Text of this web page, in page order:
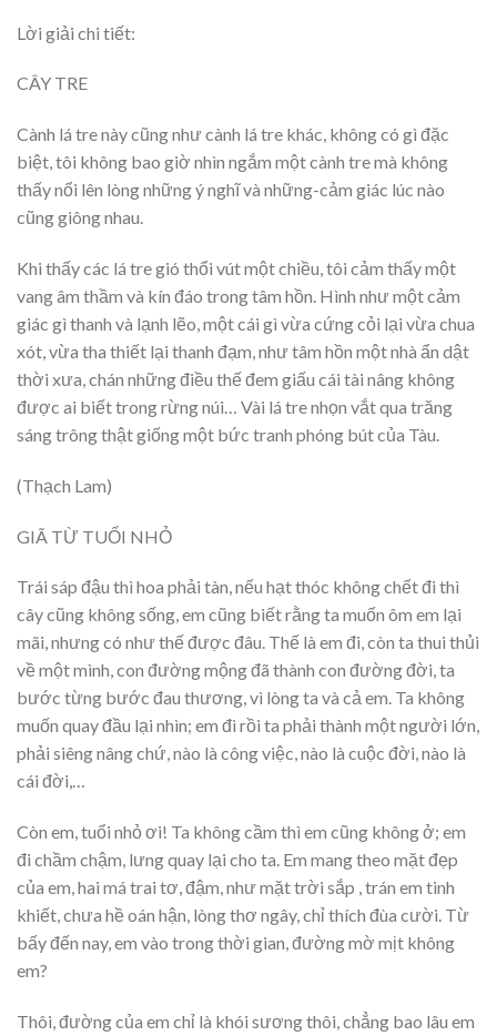
Lời giải chi tiết:
CÂY TRE
Cành lá tre này cũng như cành lá tre khác, không có gì đặc
biệt, tôi không bao giờ nhìn ngắm một cành tre mà không
thấy nổi lên lòng những ý nghĩ và những-cảm giác lúc nào
cũng giông nhau.
Khi thấy các lá tre gió thổi vút một chiều, tôi cảm thấy một
vang âm thầm và kín đáo trong tâm hồn. Hình như một cảm
giác gì thanh và lạnh lẽo, một cái gì vừa cứng cỏi lại vừa chua
xót, vừa tha thiết lại thanh đạm, như tâm hồn một nhà ẩn dật
thời xưa, chán những điều thế đem giấu cái tài nâng không
được ai biết trong rừng núi… Vài lá tre nhọn vắt qua trăng
sáng trông thật giống một bức tranh phóng bút của Tàu.
(Thạch Lam)
GIÃ TỪ TUỔI NHỎ
Trái sáp đậu thì hoa phải tàn, nếu hạt thóc không chết đi thì
cây cũng không sống, em cũng biết rằng ta muốn ôm em lại
mãi, nhưng có như thế được đâu. Thế là em đi, còn ta thui thủi
về một mình, con đường mộng đã thành con đường đời, ta
bước từng bước đau thương, vì lòng ta và cả em. Ta không
muốn quay đầu lại nhìn; em đi rồi ta phải thành một người lớn,
phải siêng nâng chứ, nào là công việc, nào là cuộc đời, nào là
cái đời,…
Còn em, tuổi nhỏ ơi! Ta không cầm thì em cũng không ở; em
đi chầm chậm, lưng quay lại cho ta. Em mang theo mặt đẹp
của em, hai má trai tơ, đậm, như mặt trời sắp , trán em tinh
khiết, chưa hề oán hận, lòng thơ ngây, chỉ thích đùa cười. Từ
bấy đến nay, em vào trong thời gian, đường mờ mịt không
em?
Thôi, đường của em chỉ là khói sương thôi, chẳng bao lâu em